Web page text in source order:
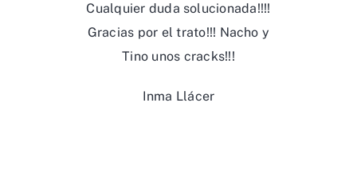
Cualquier duda solucionada!!!!
Gracias por el trato!!! Nacho y
Tino unos cracks!!!
Inma Llácer